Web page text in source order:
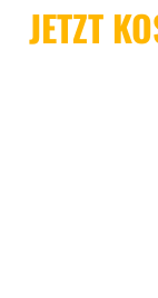
JETZT